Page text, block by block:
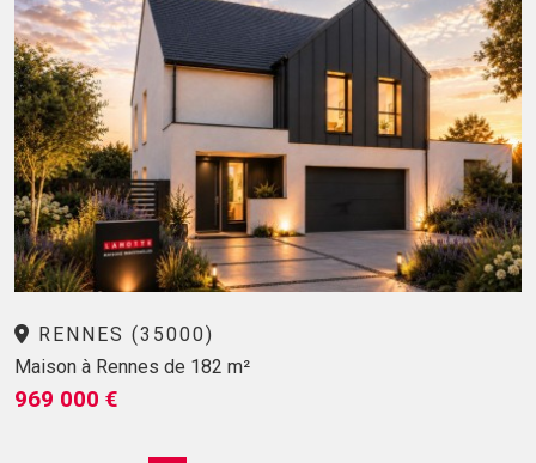
RENNES (35000)
Maison à Rennes de 182 m²
969 000 €